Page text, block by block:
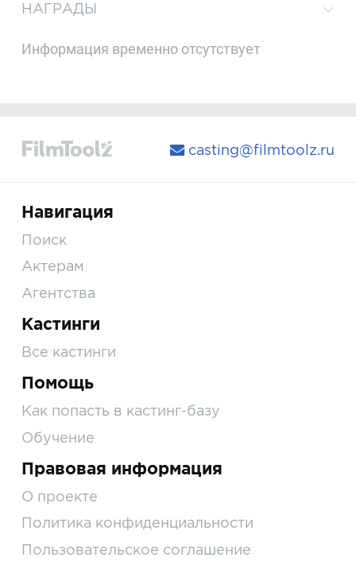
НАГРАДЫ
Информация временно отсутствует
casting@filmtoolz.ru
Навигация
Поиск
Актерам
Агентства
Кастинги
Все кастинги
Помощь
Как попасть в кастинг-базу
Обучение
Правовая информация
О проекте
Политика конфиденциальности
Пользовательское соглашение